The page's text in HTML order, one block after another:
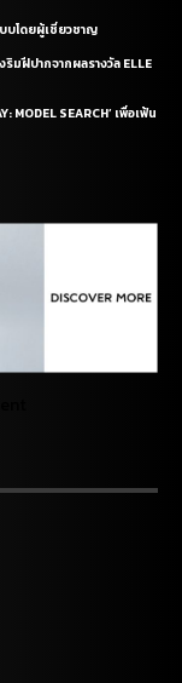
บโดยผู้เชี่ยวชาญ
มฝีปากจากผลรางวัล ELLE
MODEL SEARCH’ เพื่อเฟ้น